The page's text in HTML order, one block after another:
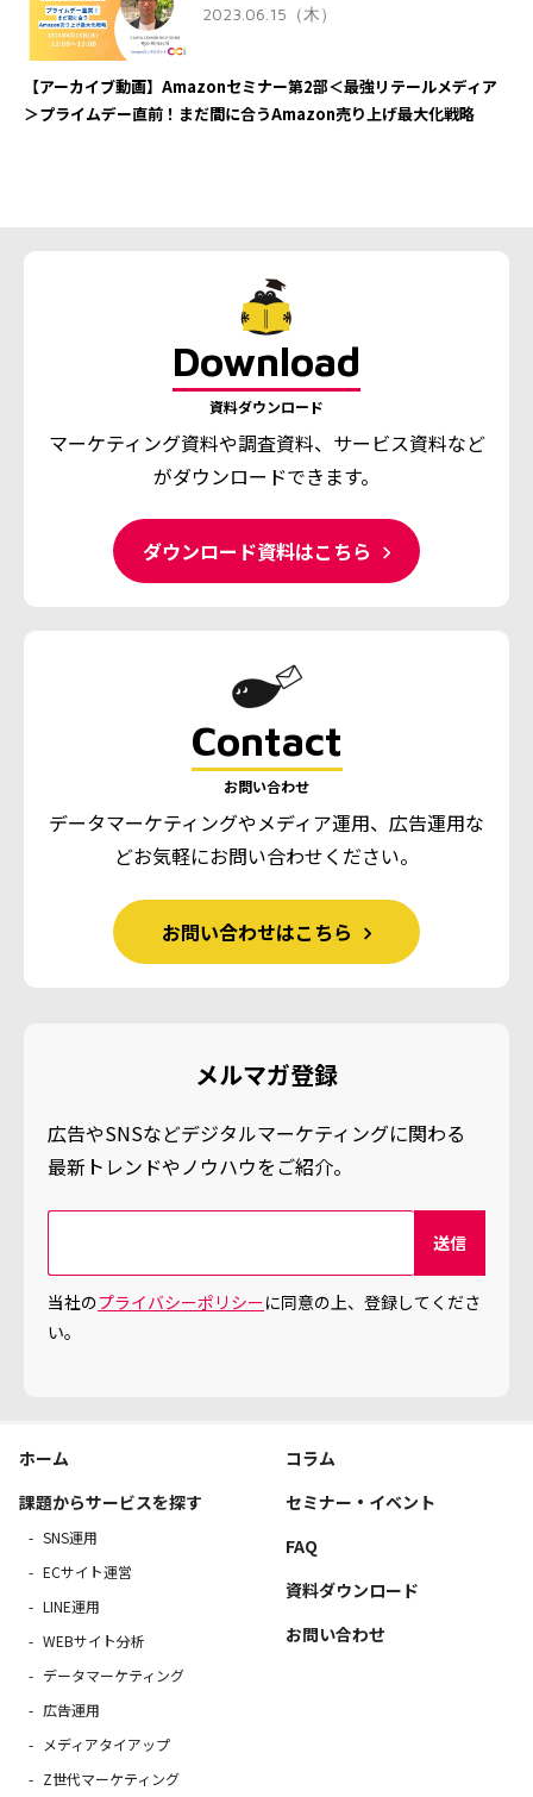
2023.06.15（木）
【アーカイブ動画】Amazonセミナー第2部＜最強リテールメディア
＞プライムデー直前！まだ間に合うAmazon売り上げ最大化戦略
Download
資料ダウンロード
マーケティング資料や調査資料、 サービス資料など
がダウンロードできます。
ダウンロード資料はこちら
Contact
お問い合わせ
データマーケティングやメディア運用、広告運用な
どお気軽にお問い合わせください。
お問い合わせはこちら
メルマガ登録
広告やSNSなどデジタルマーケティングに関わる
最新トレンドやノウハウをご紹介。
当社のプライバシーポリシーに同意の上、登録してくださ
い。
ホーム
課題からサービスを探す
SNS運用
ECサイト運営
LINE運用
WEBサイト分析
データマーケティング
広告運用
メディアタイアップ
Z世代マーケティング
コラム
セミナー・イベント
FAQ
資料ダウンロード
お問い合わせ